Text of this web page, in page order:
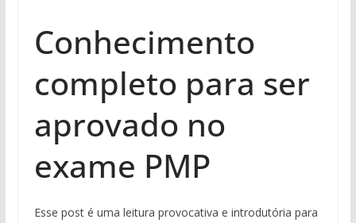
Conhecimento
completo para ser
aprovado no
exame PMP
Esse post é uma leitura provocativa e introdutória para